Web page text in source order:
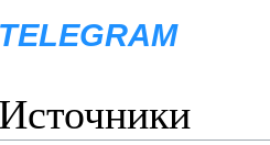
TELEGRAM
Источники